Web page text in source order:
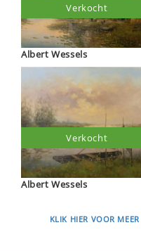
Albert Wessels
Verkocht
Albert Wessels
Verkocht
KLIK HIER VOOR